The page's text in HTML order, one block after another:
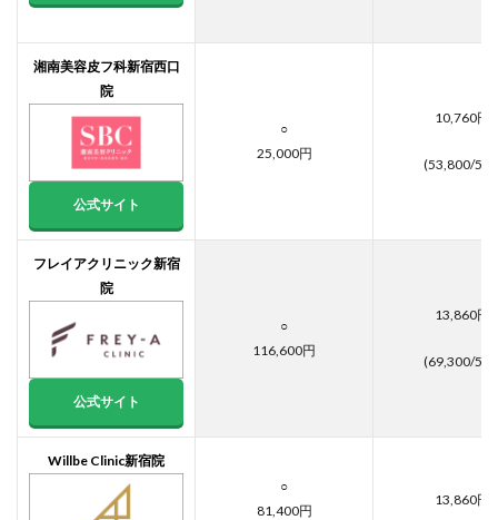
武新
ジェ
ック
スプ
ロが
るク
リニ
はあ
か？
療脱毛
は、副
リスク
湘南美容皮フ科新宿西口
院
公式サイト
○
25,000円
10,760円
(53,800/5回
フレイアクリニック新宿
院
公式サイト
○
116,600円
13,860円
(69,300/5回
Willbe Clinic新宿院
○
81,400円
13,860円